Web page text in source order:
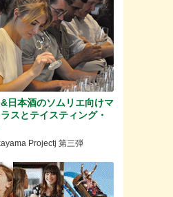
日本酒のソムリエ向けマ
スとテイスティング・
Projectj 第三弾